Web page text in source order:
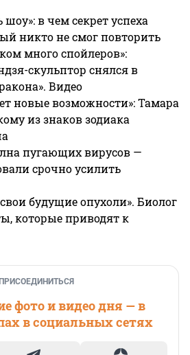
шоу»: в чем секрет успеха
никто не смог повторить
много спойлеров»:
скульптор снялся в
Видео
новые возможности»: Тамара
из знаков зодиака
пугающих вирусов —
срочно усилить
будущие опухоли». Биолог
которые приводят к
ПРИСОЕДИНИТЬСЯ
фото и видео дня — в
в социальных сетях